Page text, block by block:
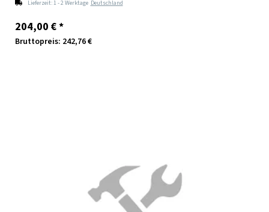
Lieferzeit:1 - 2 Werktage Deutschland
204,00 €*
Bruttopreis: 242,76 €